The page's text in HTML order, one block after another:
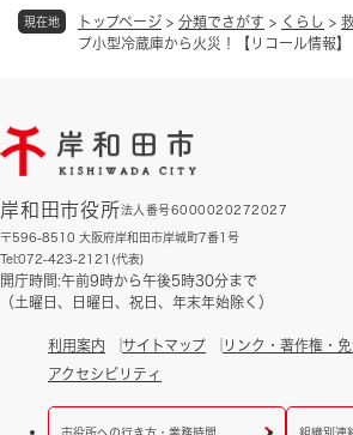
現在地 トップページ > 分類でさがす > くらし >
プ小型冷蔵庫から火災！【リコール情報】
岸和田市役所法人番号6000020272027
〒596-8510 大阪府岸和田市岸城町7番1号
Tel:072-423-2121(代表)
開庁時間:午前9時から午後5時30分まで
（土曜日、日曜日、祝日、年末年始除く）
利用案内 サイトマップ リンク・著作権・
アクセシビリティ